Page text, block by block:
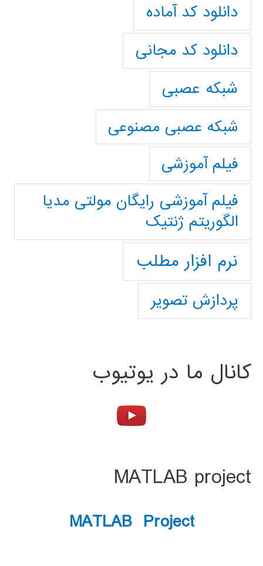
دانلود کد آماده
دانلود کد مجانی
شبکه عصبی
شبکه عصبی مصنوعی
فیلم آموزشی
فیلم آموزشی رایگان مولتی مدیا
الگوریتم ژنتیک
نرم افزار مطلب
پردازش تصویر
کانال ما در یوتیوب
MATLAB project
MATLAB Project